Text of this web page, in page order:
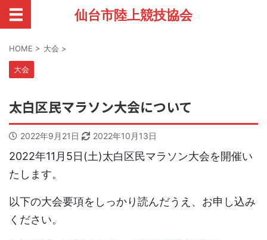
仙台市陸上競技協会
HOME > 大会 >
大会
太白区民マラソン大会について
2022年9月21日 2022年10月13日
2022年11月5日(土)太白区民マラソン大会を開催い
たします。
以下の大会要項をしっかり読んだうえ、お申し込み
ください。